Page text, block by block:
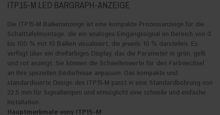
ITP15-M LED BARGRAPH-ANZEIGE
Die ITP15-M Balkenanzeige ist eine kompakte Prozessanzeige für die
Schalttafelmontage, die ein analoges Eingangssignal im Bereich von 0
bis 100 % mit 10 Balken visualisiert, die jeweils 10 % darstellen. Es
verfügt über ein dreifarbiges Display, das die Parameter in grün, gelb
und rot anzeigt. Sie können die Schwellenwerte für den Farbwechsel
an Ihre speziellen Bedürfnisse anpassen. Das kompakte und
standardisierte Design des ITP15-M passt in eine Standardbohrung von
22,5 mm für Signallampen und ermöglicht eine schnelle und einfache
Installation.
Hauptmerkmale vony ITP15-M